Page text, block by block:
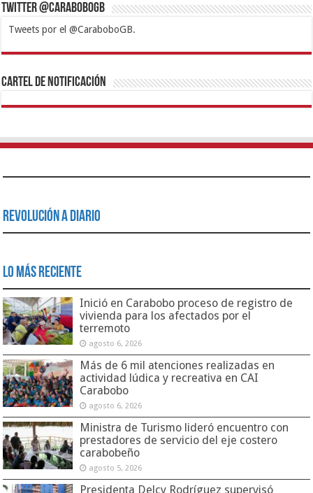
Twitter @CaraboboGB
Tweets por el @CaraboboGB.
1xbetBetturkeyBetistKralbetSupertotobetTipobetMatadorbetMariobet
https://mvbcasino.com/
Cartel de Notificación
Revolución a Diario
Lo Más Reciente
Inició en Carabobo proceso de registro de
vivienda para los afectados por el
terremoto
agosto 6, 2026
Más de 6 mil atenciones realizadas en
actividad lúdica y recreativa en CAI
Carabobo
agosto 6, 2026
Ministra de Turismo lideró encuentro con
prestadores de servicio del eje costero
carabobeño
agosto 5, 2026
Presidenta Delcy Rodríguez supervisó